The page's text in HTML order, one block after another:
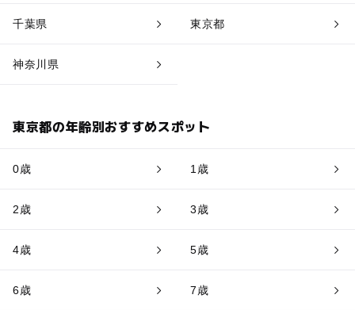
千葉県 東京都
神奈川県
東京都の年齢別おすすめスポット
0歳 1歳
2歳 3歳
4歳 5歳
6歳 7歳